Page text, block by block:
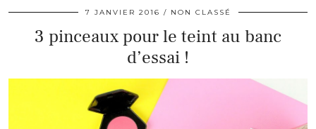
7 JANVIER 2016 NON CLASSÉ
3 pinceaux pour le teint au banc
d’essai !